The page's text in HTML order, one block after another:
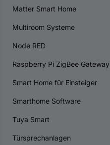
Matter Smart Home
Multiroom Systeme
Node RED
Raspberry Pi ZigBee Gateway
Smart Home für Einsteiger
Smarthome Software
Tuya Smart
Türsprechanlagen